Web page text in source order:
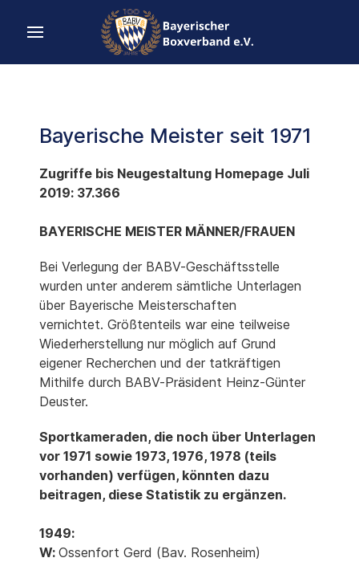
Bayerische Meister seit 1971
Zugriffe bis Neugestaltung Homepage Juli
2019: 37.366
BAYERISCHE MEISTER MÄNNER/FRAUEN
Bei Verlegung der BABV-Geschäftsstelle
wurden unter anderem sämtliche Unterlagen
über Bayerische Meisterschaften
vernichtet. Größtenteils war eine teilweise
Wiederherstellung nur möglich auf Grund
eigener Recherchen und der tatkräftigen
Mithilfe durch BABV-Präsident Heinz-Günter
Deuster.
Sportkameraden, die noch über Unterlagen
vor 1971 sowie 1973, 1976, 1978 (teils
vorhanden) verfügen, könnten dazu
beitragen, diese Statistik zu ergänzen.
1949:
W: Ossenfort Gerd (Bav. Rosenheim)